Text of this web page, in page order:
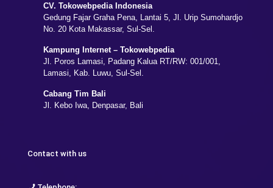
CV. Tokowebpedia Indonesia
Gedung Fajar Graha Pena, Lantai 5, Jl. Urip Sumohardjo
No. 20 Kota Makassar, Sul-Sel.
Kampung Internet – Tokowebpedia
Jl. Poros Lamasi, Padang Kalua RT/RW: 001/001,
Lamasi, Kab. Luwu, Sul-Sel.
Cabang Tim Bali
Jl. Kebo Iwa, Denpasar, Bali
Contact with us